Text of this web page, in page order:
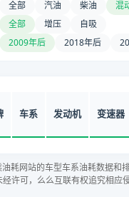
全部 汽油 柴油 混
全部 增压 自吸
2009年后 2018年后
车系 发动机 变速器
耗网站的车型车系油耗数据和
许可，么么互联有权追究相应侵